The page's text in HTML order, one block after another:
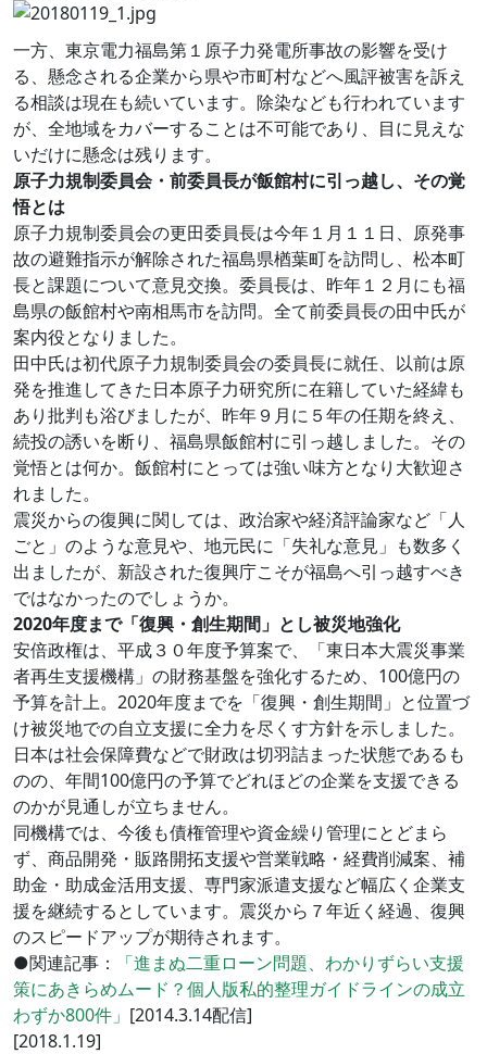
一方、東京電力福島第１原子力発電所事故の影響を受け
る、懸念される企業から県や市町村などへ風評被害を訴え
る相談は現在も続いています。除染なども行われています
が、全地域をカバーすることは不可能であり、目に見えな
いだけに懸念は残ります。
原子力規制委員会・前委員長が飯館村に引っ越し、その覚
悟とは
原子力規制委員会の更田委員長は今年１月１１日、原発事
故の避難指示が解除された福島県楢葉町を訪問し、松本町
長と課題について意見交換。委員長は、昨年１２月にも福
島県の飯館村や南相馬市を訪問。全て前委員長の田中氏が
案内役となりました。
田中氏は初代原子力規制委員会の委員長に就任、以前は原
発を推進してきた日本原子力研究所に在籍していた経緯も
あり批判も浴びましたが、昨年９月に５年の任期を終え、
続投の誘いを断り、福島県飯館村に引っ越しました。その
覚悟とは何か。飯館村にとっては強い味方となり大歓迎さ
れました。
震災からの復興に関しては、政治家や経済評論家など「人
ごと」のような意見や、地元民に「失礼な意見」も数多く
出ましたが、新設された復興庁こそが福島へ引っ越すべき
ではなかったのでしょうか。
2020年度まで「復興・創生期間」とし被災地強化
安倍政権は、平成３０年度予算案で、「東日本大震災事業
者再生支援機構」の財務基盤を強化するため、100億円の
予算を計上。2020年度までを「復興・創生期間」と位置づ
け被災地での自立支援に全力を尽くす方針を示しました。
日本は社会保障費などで財政は切羽詰まった状態であるも
のの、年間100億円の予算でどれほどの企業を支援できる
のかが見通しが立ちません。
同機構では、今後も債権管理や資金繰り管理にとどまら
ず、商品開発・販路開拓支援や営業戦略・経費削減案、補
助金・助成金活用支援、専門家派遣支援など幅広く企業支
援を継続するとしています。震災から７年近く経過、復興
のスピードアップが期待されます。
●関連記事：
「進まぬ二重ローン問題、わかりずらい支援
策にあきらめムード？個人版私的整理ガイドラインの成立
わずか800件」 [2014.3.14配信]
[2018.1.19]